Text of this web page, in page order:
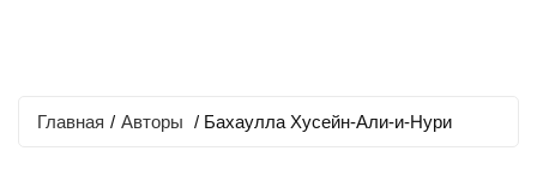
Главная / Авторы / Бахаулла Хусейн-Али-и-Нури